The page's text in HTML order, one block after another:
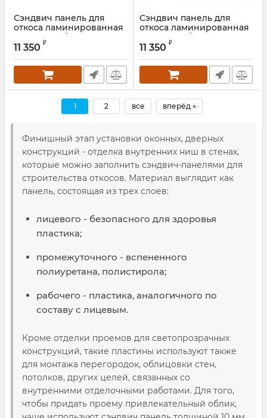
Сэндвич панель для
откоса ламинированная
золотой дуб
Артикул:
11 350 ₽
Сэндвич панель для
откоса ламинированная
тёмный дуб
Артикул:
11 350 ₽
1 2 все вперёд »
Финишный этап установки оконных, дверных
конструкций - отделка внутренних ниш в стенах,
которые можно заполнить сэндвич-панелями для
строительства откосов. Материал выглядит как
панель, состоящая из трех слоев:
лицевого - безопасного для здоровья
пластика;
промежуточного - вспененного
полиуретана, полистирола;
рабочего - пластика, аналогичного по
составу с лицевым.
Кроме отделки проемов для светопрозрачных
конструкций, такие пластины используют также
для монтажа перегородок, облицовки стен,
потолков, других целей, связанных со
внутренними отделочными работами. Для того,
чтобы придать проему привлекательный облик,